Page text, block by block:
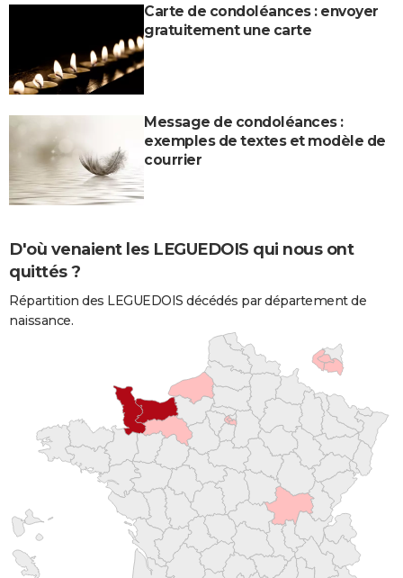
Carte de condoléances : envoyer
gratuitement une carte
Message de condoléances :
exemples de textes et modèle de
courrier
D'où venaient les LEGUEDOIS qui nous ont
quittés ?
Répartition des LEGUEDOIS décédés par département de
naissance.